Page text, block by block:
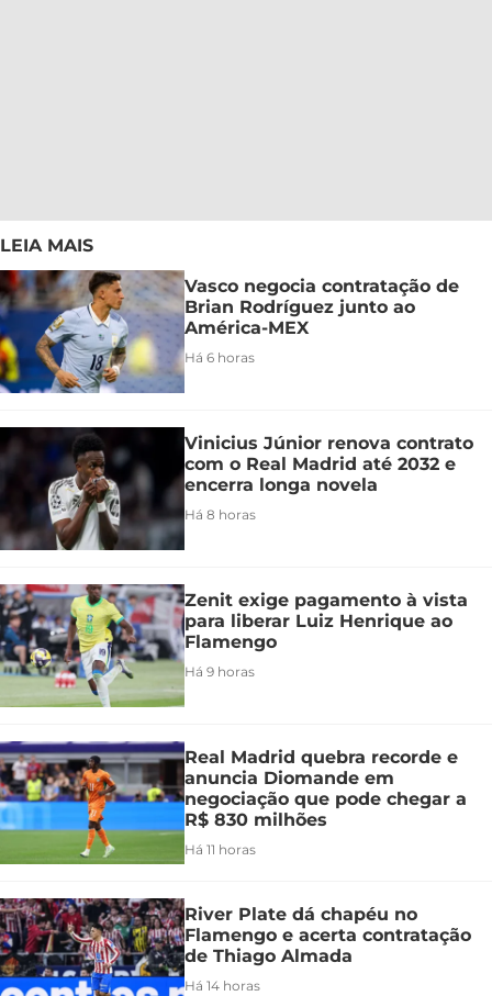
LEIA MAIS
Vasco negocia contratação de
Brian Rodríguez junto ao
América-MEX
Há 6 horas
Vinicius Júnior renova contrato
com o Real Madrid até 2032 e
encerra longa novela
Há 8 horas
Zenit exige pagamento à vista
para liberar Luiz Henrique ao
Flamengo
Há 9 horas
Real Madrid quebra recorde e
anuncia Diomande em
negociação que pode chegar a
R$ 830 milhões
Há 11 horas
River Plate dá chapéu no
Flamengo e acerta contratação
de Thiago Almada
Há 14 horas